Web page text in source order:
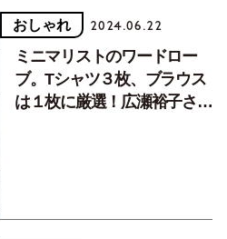
おしゃれ 2024.06.22
ミニマリストのワードロー
ブ。Tシャツ３枚、ブラウス
は１枚に厳選！広瀬裕子さん